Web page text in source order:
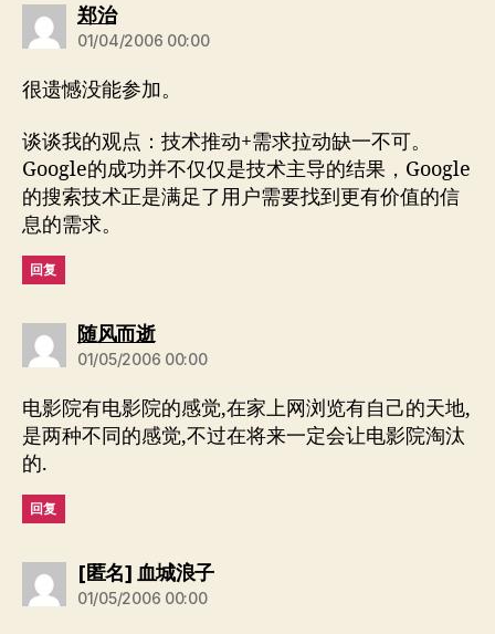
郑治说：
01/04/2006 00:00
很遗憾没能参加。
谈谈我的观点：技术推动+需求拉动缺一不可。
Google的成功并不仅仅是技术主导的结果，Google
的搜索技术正是满足了用户需要找到更有价值的信
息的需求。
回复
随风而逝说：
01/05/2006 00:00
电影院有电影院的感觉,在家上网浏览有自己的天地,
是两种不同的感觉,不过在将来一定会让电影院淘汰
的.
回复
[匿名] 血城浪子说：
01/05/2006 00:00